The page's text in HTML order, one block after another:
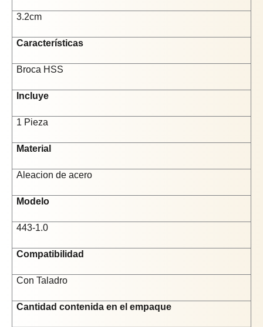
3.2cm
Características
Broca HSS
Incluye
1 Pieza
Material
Aleacion de acero
Modelo
443-1.0
Compatibilidad
Con Taladro
Cantidad contenida en el empaque